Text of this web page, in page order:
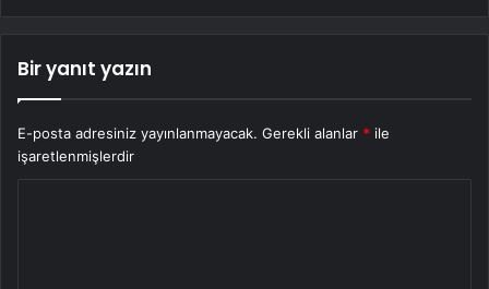
Bir yanıt yazın
E-posta adresiniz yayınlanmayacak. Gerekli alanlar * ile
işaretlenmişlerdir